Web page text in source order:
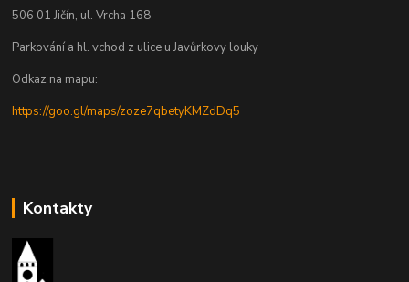
506 01 Jičín, ul. Vrcha 168
Parkování a hl. vchod z ulice u Javůrkovy louky
Odkaz na mapu:
https://goo.gl/maps/zoze7qbetyKMZdDq5
Kontakty